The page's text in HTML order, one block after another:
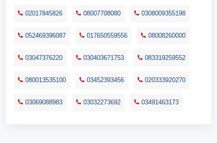
02017845826 08007708080 0308009355198
052469396087 017650559556 08008260000
03047376220 030403671753 083319259552
080013535100 03452393456 020333920270
03069088983 03032273692 03491463173